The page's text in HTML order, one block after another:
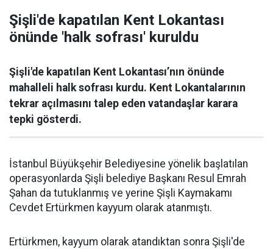
Şişli'de kapatılan Kent Lokantası
önünde 'halk sofrası' kuruldu
Şişli'de kapatılan Kent Lokantası’nın önünde
mahalleli halk sofrası kurdu. Kent Lokantalarının
tekrar açılmasını talep eden vatandaşlar karara
tepki gösterdi.
İstanbul Büyükşehir Belediyesine yönelik başlatılan
operasyonlarda Şişli belediye Başkanı Resul Emrah
Şahan da tutuklanmış ve yerine Şişli Kaymakamı
Cevdet Ertürkmen kayyum olarak atanmıştı.
Ertürkmen, kayyum olarak atandıktan sonra Şişli'de